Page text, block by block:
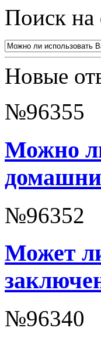
Поиск на
Новые
№96355
Можно
№96352
Может
№96340